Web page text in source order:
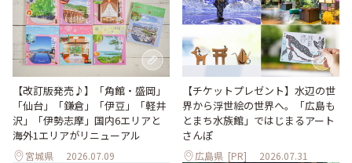
【改訂版発売♪】「角館・盛岡」
「仙台」「鎌倉」「伊豆」「軽井
沢」「伊勢志摩」国内6エリアと
海外1エリアがリニューアル
宮城県 2026.07.09
【チケットプレゼント】水辺の世
界から浮世絵の世界へ。「広島も
とまち水族館」ではじまるアート
さんぽ
広島県 [PR] 2026.07.31